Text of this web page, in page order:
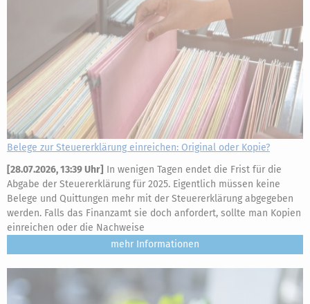
Belege zur Steuererklärung einreichen: Original oder Kopie?
[28.07.2026, 13:39 Uhr] In wenigen Tagen endet die Frist für die
Abgabe der Steuererklärung für 2025. Eigentlich müssen keine
Belege und Quittungen mehr mit der Steuererklärung abgegeben
werden. Falls das Finanzamt sie doch anfordert, sollte man Kopien
einreichen oder die Nachweise
mehr